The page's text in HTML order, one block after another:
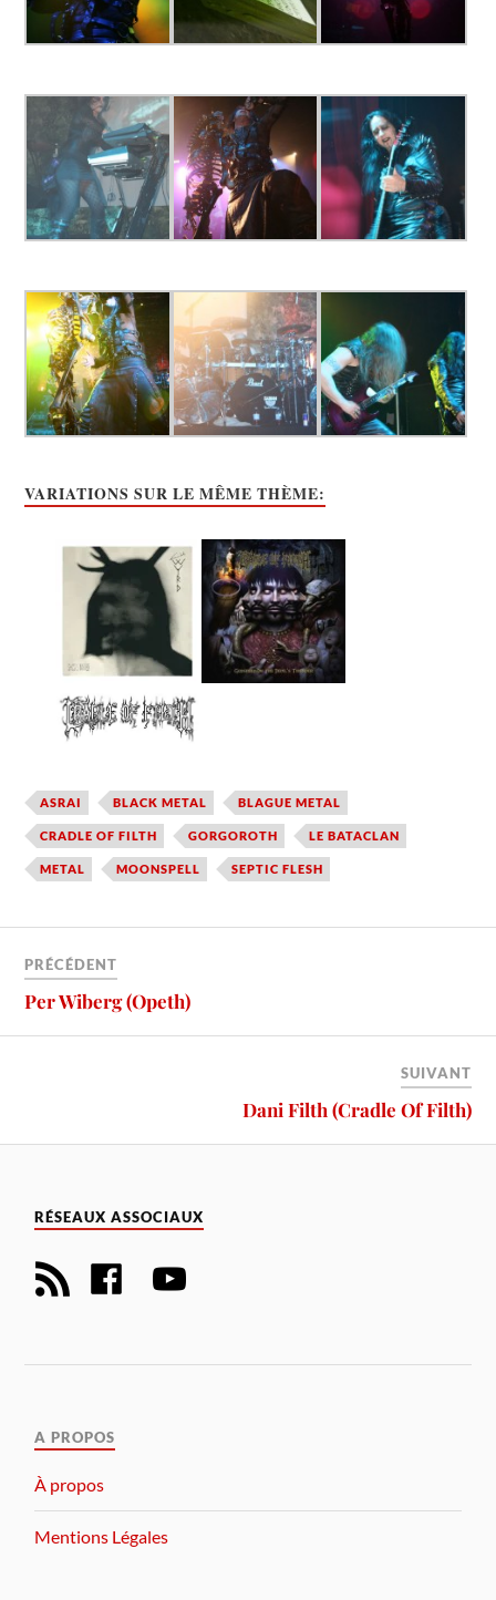
VARIATIONS SUR LE MÊME THÈME:
ASRAI BLACK METAL BLAGUE METAL
CRADLE OF FILTH GORGOROTH LE BATACLAN
METAL MOONSPELL SEPTIC FLESH
PRÉCÉDENT
Per Wiberg (Opeth)
SUIVANT
Dani Filth (Cradle Of Filth)
RÉSEAUX ASSOCIAUX
A PROPOS
À propos
Mentions Légales